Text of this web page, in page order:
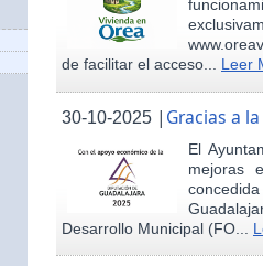
de facilitar el acceso... Leer
30-10-2025 | Gracias a
El
mejoras
Desarrollo Municipal (FO...